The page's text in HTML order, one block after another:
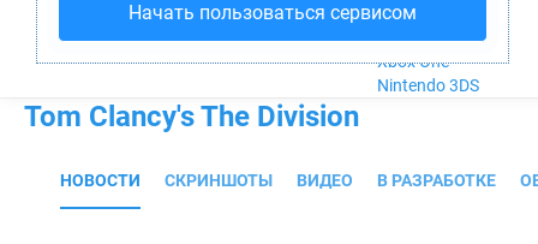
Начать пользоваться сервисомNintendo Wii U
PlayStation 4
Xbox One
Nintendo 3DS
Tom Clancy's The Division
НОВОСТИ СКРИНШОТЫ ВИДЕО В РАЗРАБОТКЕ